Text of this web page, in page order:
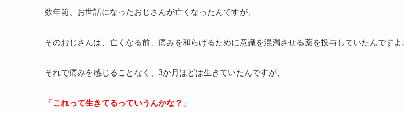
数年前、お世話になったおじさんが亡くなったんですが、
そのおじさんは、亡くなる前、痛みを和らげるために意識を混濁させる薬を投与していたんですよ
それで痛みを感じることなく、3か月ほどは生きていたんですが、
「これって生きてるっていうんかな？」